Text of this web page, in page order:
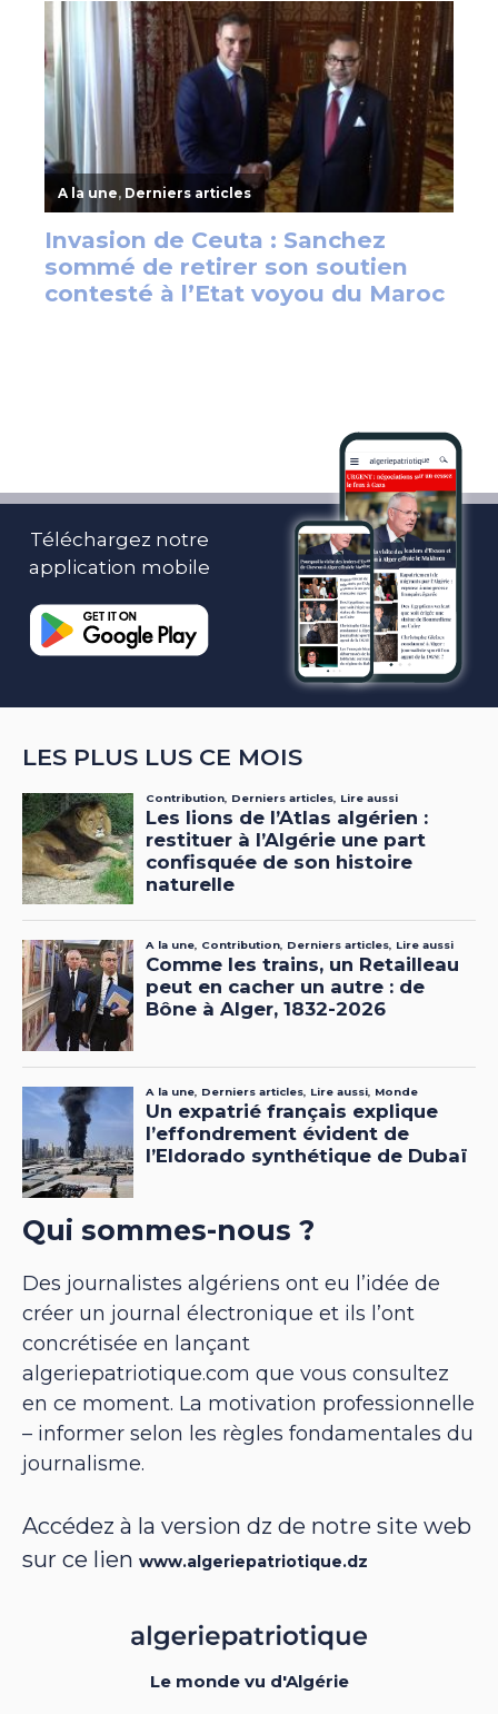
Téléchargez notre
application mobile
LES PLUS LUS CE MOIS
Qui sommes-nous ?
Des journalistes algériens ont eu l’idée de
créer un journal électronique et ils l’ont
concrétisée en lançant
algeriepatriotique.com que vous consultez
en ce moment. La motivation professionnelle
– informer selon les règles fondamentales du
journalisme.
Accédez à la version dz de notre site web
sur ce lien www.algeriepatriotique.dz
Le monde vu d'Algérie